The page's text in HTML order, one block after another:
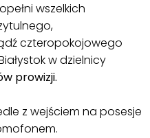
wszelkich
czteropokojowego
w dzielnicy
prowizji.
z wejściem na posesje